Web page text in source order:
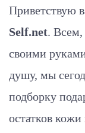
Приветствую
Self.net. Всем,
своими
душу, мы
подборку
остатков